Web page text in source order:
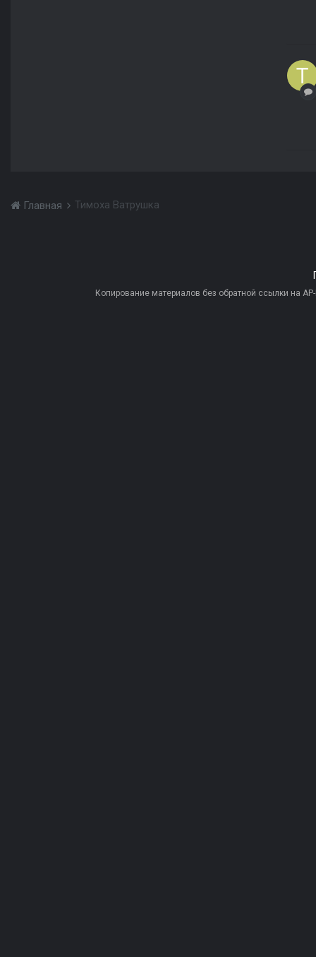
Главная Тимоха Ватрушка
Копирование материалов без обратной ссылки на